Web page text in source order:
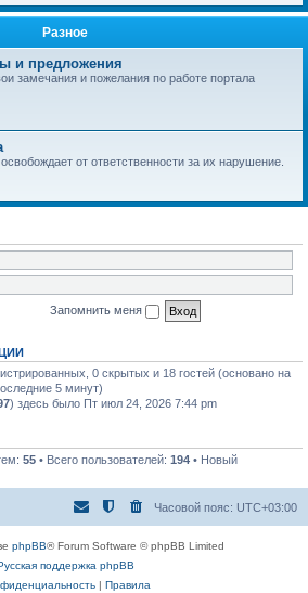
Разное
и предложения
замечания и пожелания по работе портала
от ответственности за их нарушение.
Запомнить меня
0 скрытых и 18 гостей (основано на
5 минут)
) здесь было Пт июл 24, 2026 7:44 pm
55 • Всего пользователей: 194 • Новый
Часовой пояс: UTC+03:00
phpBB® Forum Software © phpBB Limited
поддержка phpBB
| Правила